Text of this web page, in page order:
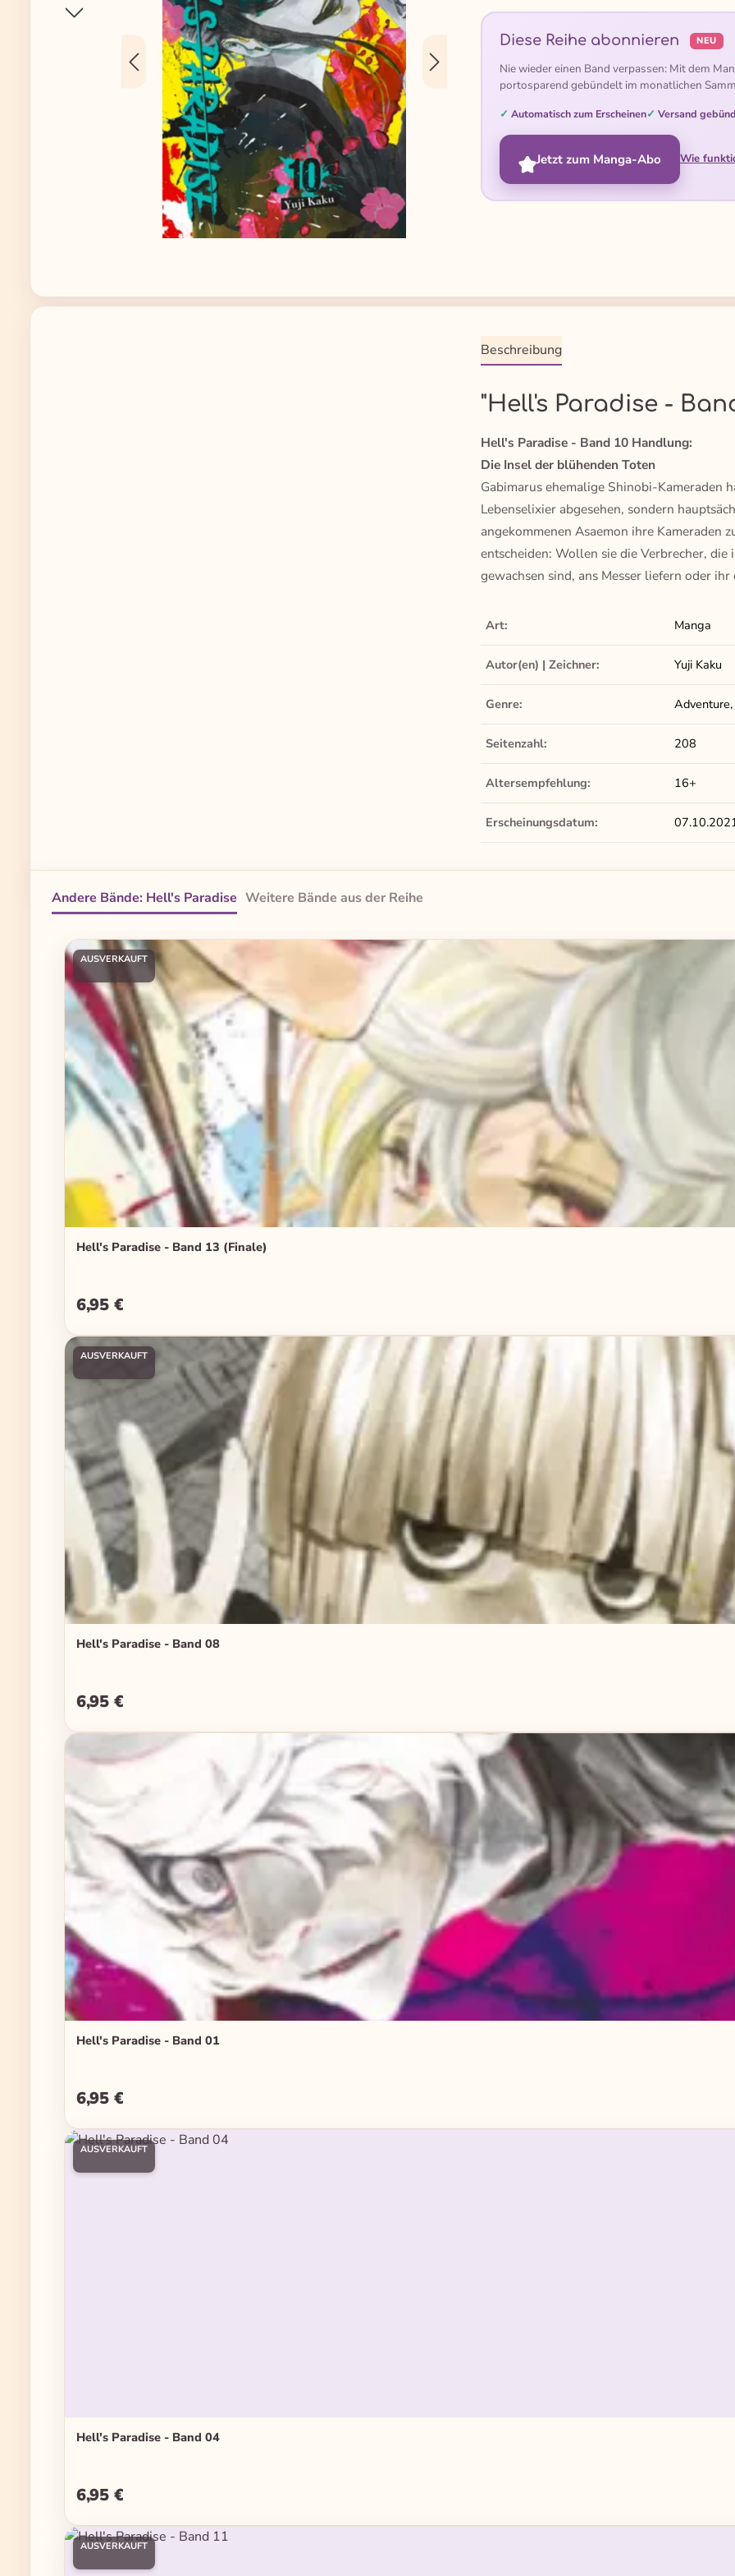
Diese Reihe abonnieren NEU
Nie wieder einen Band verpassen: Mit dem
portosparend gebündelt im monatlichen
Automatisch zum Erscheinen Versand
Jetzt zum Manga-Abo Wie
Beschreibung
"Hell's Paradise -
Hell's Paradise - Band 10 Handlung:
Die Insel der blühenden Toten
Gabimarus ehemalige Shinobi-Kameraden
Lebenselixier abgesehen, sondern
angekommenen Asaemon ihre Kameraden
entscheiden: Wollen sie die Verbrecher, die
gewachsen sind, ans Messer liefern oder
Art: Manga
Autor(en) | Zeichner: Yuji Kaku
Genre:
Seitenzahl: 208
Altersempfehlung: 16+
Erscheinungsdatum:
Andere Bände: Hell's Paradise Weitere Bände aus der Reihe
Produktgalerie überspringen
AUSVERKAUFT
Hell's Paradise - Band 13 (Finale)
Regulärer Preis:
6,95 €
AUSVERKAUFT
Hell's Paradise - Band 08
Regulärer Preis:
6,95 €
Hell's Paradise - Band 01
Regulärer Preis:
6,95 €
AUSVERKAUFT
Hell's Paradise - Band 04
Regulärer Preis:
6,95 €
AUSVERKAUFT